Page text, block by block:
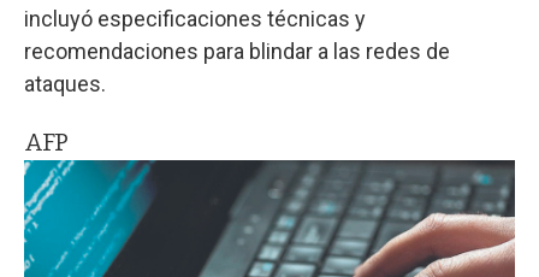
incluyó especificaciones técnicas y
recomendaciones para blindar a las redes de
ataques.
AFP